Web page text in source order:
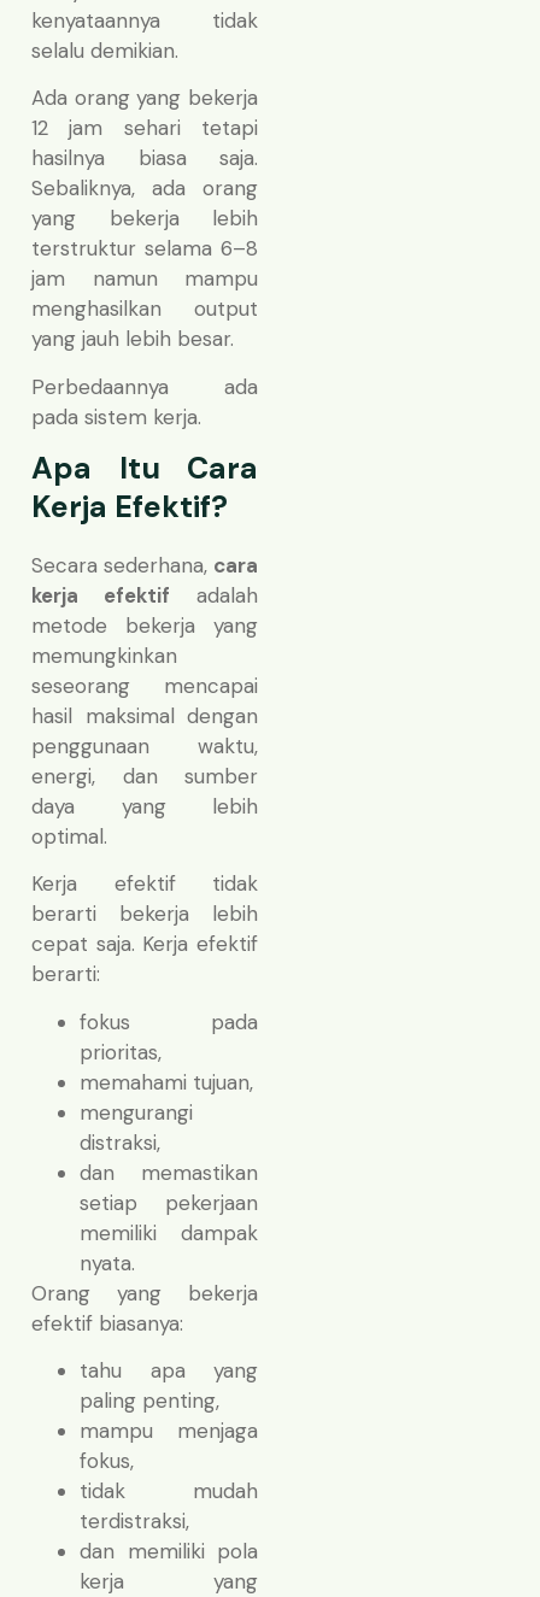
kenyataannya tidak
selalu demikian.
Ada orang yang bekerja
12 jam sehari tetapi
hasilnya biasa saja.
Sebaliknya, ada orang
yang bekerja lebih
terstruktur selama 6–8
jam namun mampu
menghasilkan output
yang jauh lebih besar.
Perbedaannya ada
pada sistem kerja.
Apa Itu Cara
Kerja Efektif?
Secara sederhana, cara
kerja efektif adalah
metode bekerja yang
memungkinkan
seseorang mencapai
hasil maksimal dengan
penggunaan waktu,
energi, dan sumber
daya yang lebih
optimal.
Kerja efektif tidak
berarti bekerja lebih
cepat saja. Kerja efektif
berarti:
fokus pada
prioritas,
memahami tujuan,
mengurangi
distraksi,
dan memastikan
setiap pekerjaan
memiliki dampak
nyata.
Orang yang bekerja
efektif biasanya:
tahu apa yang
paling penting,
mampu menjaga
fokus,
tidak mudah
terdistraksi,
dan memiliki pola
kerja yang